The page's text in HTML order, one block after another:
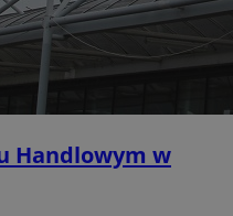
Handlowym w